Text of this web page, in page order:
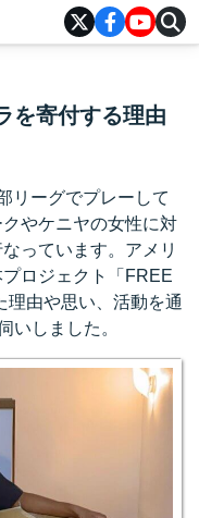
を寄付する理由
リーグでプレーして
やケニヤの女性に対
っています。アメリ
ロジェクト「FREE
理由や思い、活動を通
いしました。